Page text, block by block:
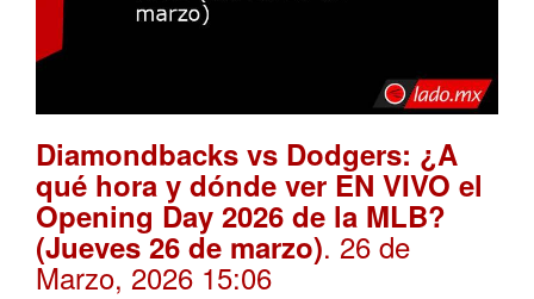
Diamondbacks vs Dodgers: ¿A
qué hora y dónde ver EN VIVO el
Opening Day 2026 de la MLB?
(Jueves 26 de marzo). 26 de
Marzo, 2026 15:06